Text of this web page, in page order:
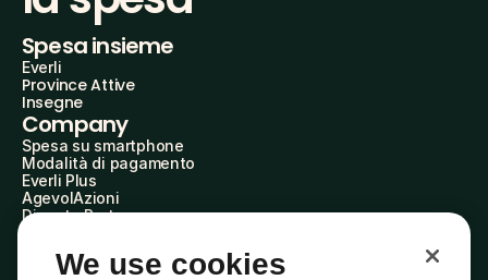
Spesa insieme
Everli
Province Attive
Insegne
Company
Spesa su smartphone
Modalità di pagamento
Everli Plus
AgevolAzioni
Diventa Partner
Everli Shoppers
About Us
We use cookies